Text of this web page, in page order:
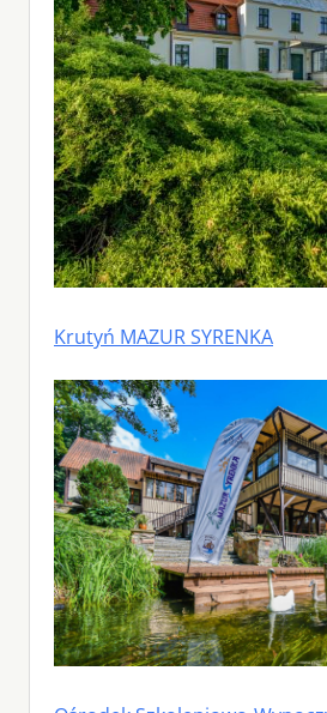
Krutyń MAZUR SYRENKA